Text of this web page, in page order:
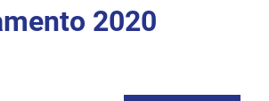
2020